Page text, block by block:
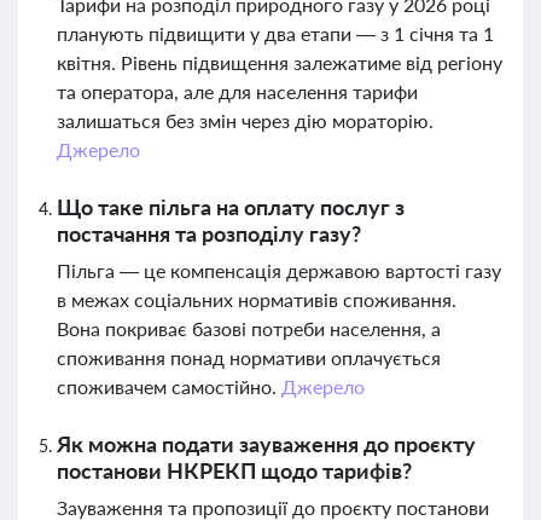
планують підвищити у два етапи — з 1 січня та 1
квітня. Рівень підвищення залежатиме від регіону
та оператора, але для населення тарифи
залишаться без змін через дію мораторію.
Джерело
Що таке пільга на оплату послуг з
постачання та розподілу газу?
Пільга — це компенсація державою вартості газу
в межах соціальних нормативів споживання.
Вона покриває базові потреби населення, а
споживання понад нормативи оплачується
споживачем самостійно. Джерело
Як можна подати зауваження до проєкту
постанови НКРЕКП щодо тарифів?
Зауваження та пропозиції до проєкту постанови